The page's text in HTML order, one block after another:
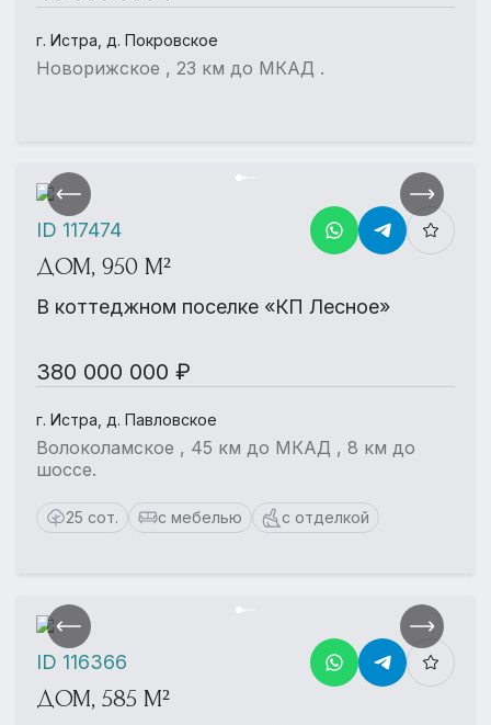
г. Истра, д. Покровское
Новорижское , 23 км до МКАД .
ДОМ, 950 М²
В коттеджном поселке «КП Лесное»
380 000 000 ₽
г. Истра, д. Павловское
Волоколамское , 45 км до МКАД , 8 км до
шоссе.
25 сот. с мебелью с отделкой
ID 117474
ДОМ, 585 М²
ID 116366